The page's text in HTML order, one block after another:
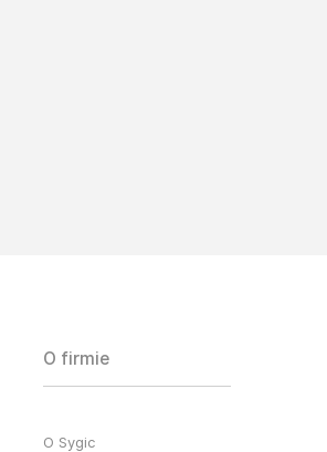
O firmie
O Sygic